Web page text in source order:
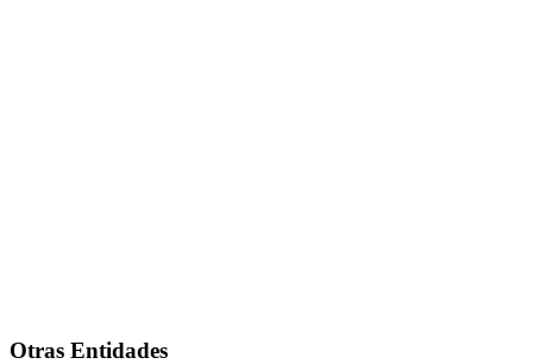
Otras Entidades